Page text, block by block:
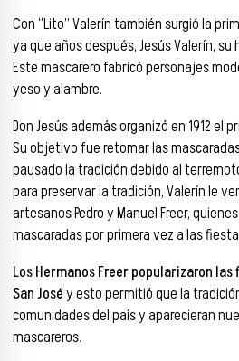
Con “Lito” Valerín también surgió la
ya que años después, Jesús Valerín,
Este mascarero fabricó personajes
yeso y alambre.
Don Jesús además organizó en 1912 el
Su objetivo fue retomar las
pausado la tradición debido al
para preservar la tradición, Valerín le
artesanos Pedro y Manuel Freer,
mascaradas por primera vez a las
Los Hermanos Freer popularizaron
San Joséy esto permitió que la
comunidades del país y aparecieran
mascareros.